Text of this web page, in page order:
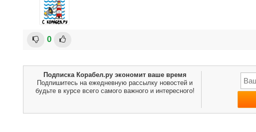
0
Подписка Корабел.ру экономит ваше время
Подпишитесь на ежедневную рассылку новостей и
будьте в курсе всего самого важного и интересного!